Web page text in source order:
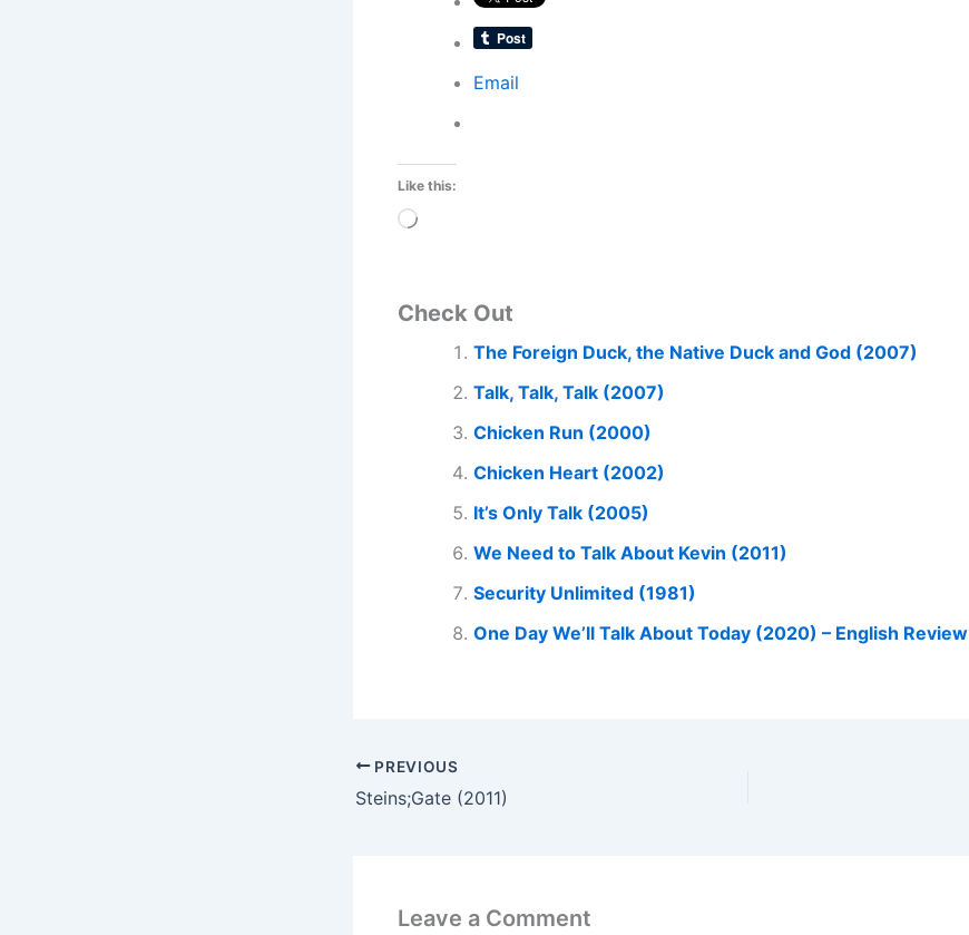
Email
Like this:
Loading…
Check Out
The Foreign Duck, the Native Duck and God (2007)
Talk, Talk, Talk (2007)
Chicken Run (2000)
Chicken Heart (2002)
It’s Only Talk (2005)
We Need to Talk About Kevin (2011)
Security Unlimited (1981)
One Day We’ll Talk About Today (2020) – English Review
PREVIOUS
Steins;Gate (2011)
Leave a Comment